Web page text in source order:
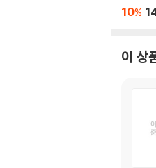
10%
이 상